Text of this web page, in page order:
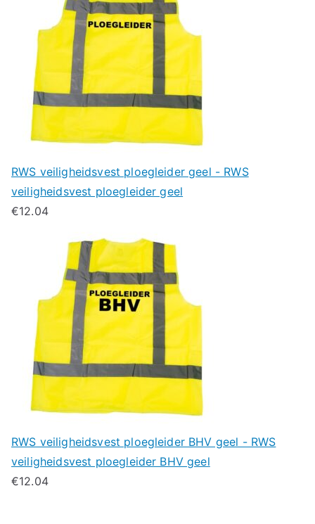
RWS veiligheidsvest ploegleider geel - RWS
veiligheidsvest ploegleider geel
€12.04
RWS veiligheidsvest ploegleider BHV geel - RWS
veiligheidsvest ploegleider BHV geel
€12.04